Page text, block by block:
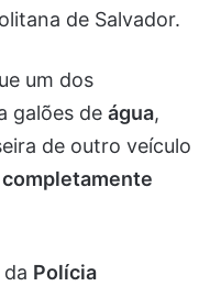
de Salvador.
um dos
galões de água,
de outro veículo
Polícia